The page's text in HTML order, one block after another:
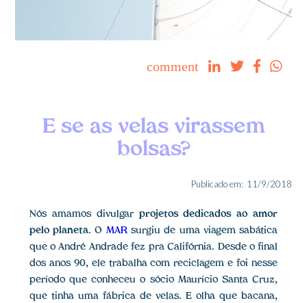
comment    
E se as velas virassem
bolsas?
Publicado em: 11/9/2018
Nós amamos divulgar projetos dedicados ao amor
pelo planeta. O MARsurgiu de uma viagem sabática
que o André Andrade fez pra Califórnia. Desde o final
dos anos 90, ele trabalha com reciclagem e foi nesse
período que conheceu o sócio Maurício Santa Cruz,
que tinha uma fábrica de velas. E olha que bacana,